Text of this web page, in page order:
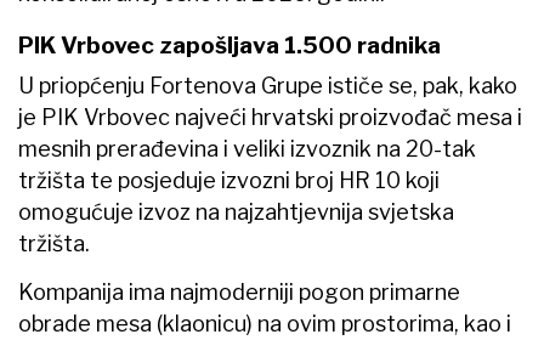
PIK Vrbovec zapošljava 1.500 radnika
U priopćenju Fortenova Grupe ističe se, pak, kako
je PIK Vrbovec najveći hrvatski proizvođač mesa i
mesnih prerađevina i veliki izvoznik na 20-tak
tržišta te posjeduje izvozni broj HR 10 koji
omogućuje izvoz na najzahtjevnija svjetska
tržišta.
Kompanija ima najmoderniji pogon primarne
obrade mesa (klaonicu) na ovim prostorima, kao i